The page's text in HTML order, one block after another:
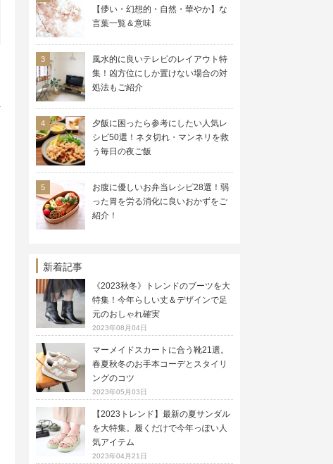
【儚い・幻想的・自然・華やか】な
言葉一覧＆意味
風水的に良いテレビのレイアウト特
集！凶方位にしか置けない場合の対
処法もご紹介
夕飯に困ったら参考にしたい人気レ
シピ50選！ネタ切れ・マンネリを救
う毎日の夜ご飯
お腹に優しいお弁当レシピ28選！弱
った胃を労る消化に良いおかずをご
紹介！
新着記事
《2023秋冬》トレンドのブーツを大
特集！今年らしい丈＆デザインで足
元のおしゃれ確実
2023年08月04日
マーメイドスカートに合う靴21選。
春夏秋冬のお手本コーデとスタイリ
ングのコツ
2023年05月03日
【2023トレンド】最新の夏サンダル
を大特集。履くだけで今年っぽい人
気アイテム
2023年04月21日